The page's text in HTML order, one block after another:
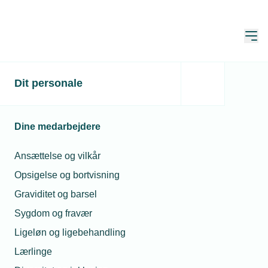
Dit personale
Dine medarbejdere
Ansættelse og vilkår
Opsigelse og bortvisning
Graviditet og barsel
Sygdom og fravær
Ligeløn og ligebehandling
Lærlinge
Modne projekter kommer
elnettet
Publiceret: 09. feb. 2026